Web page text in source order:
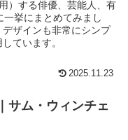
）する俳優、芸能人、有
挙にまとめてみまし
ザインも非常にシンプ
ています。
2025.11.23
サム・ウィンチェ